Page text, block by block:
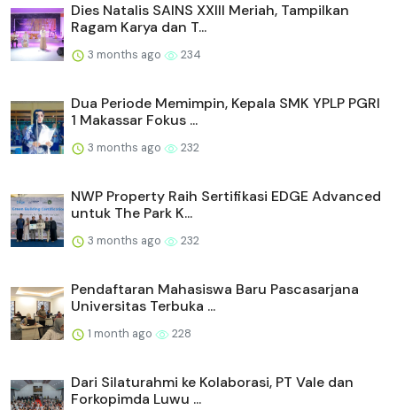
Dies Natalis SAINS XXIII Meriah, Tampilkan
Ragam Karya dan T...
3 months ago 234
Dua Periode Memimpin, Kepala SMK YPLP PGRI
1 Makassar Fokus ...
3 months ago 232
NWP Property Raih Sertifikasi EDGE Advanced
untuk The Park K...
3 months ago 232
Pendaftaran Mahasiswa Baru Pascasarjana
Universitas Terbuka ...
1 month ago 228
Dari Silaturahmi ke Kolaborasi, PT Vale dan
Forkopimda Luwu ...